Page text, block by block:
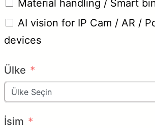
Material handling / Smart
AI vision for IP Cam / AR /
devices
Ülke
Ülke Seçin
İsim